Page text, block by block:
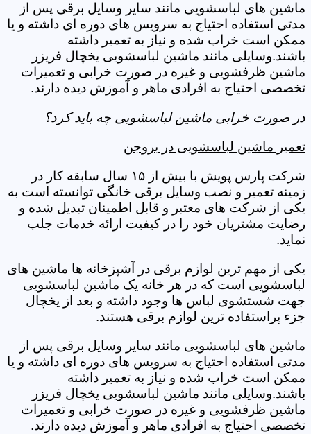
ماشین های لباسشویی مانند سایر وسایل برقی پس از
مدتی استفاده احتیاج به سرویس های دوره ای داشته و یا
ممکن است خراب شده و نیاز به تعمیر داشته
باشند.وسایلی مانند ماشین لباسشویی یخچال فریزر
ماشین ظرفشویی و غیره در صورت خرابی و تعمیرات
تخصصی احتیاج به افرادی ماهر و آموزش دیده دارند.
در صورت خرابی ماشین لباسشویی چه باید کرد؟
تعمیر ماشین لباسشویی در بروجن
شرکت پارس پویش با بیش از ۱۵ سال سابقه کار در
زمینه تعمیر و نصب وسایل برقی خانگی توانسته است به
یکی از شرکت های معتبر و قابل اطمینان تبدیل شده و
رضایت مشتریان خود را در کیفیت ارائه خدمات جلب
نماید.
یکی از مهم ترین لوازم برقی در آشپزخانه ها ماشین های
لباسشویی است که در هر خانه یک ماشین لباسشویی
جهت شستشوی لباس ها وجود داشته و بعد از یخچال
جزء پراستفاده ترین لوازم برقی هستند.
ماشین های لباسشویی مانند سایر وسایل برقی پس از
مدتی استفاده احتیاج به سرویس های دوره ای داشته و یا
ممکن است خراب شده و نیاز به تعمیر داشته
باشند.وسایلی مانند ماشین لباسشویی یخچال فریزر
ماشین ظرفشویی و غیره در صورت خرابی و تعمیرات
تخصصی احتیاج به افرادی ماهر و آموزش دیده دارند.